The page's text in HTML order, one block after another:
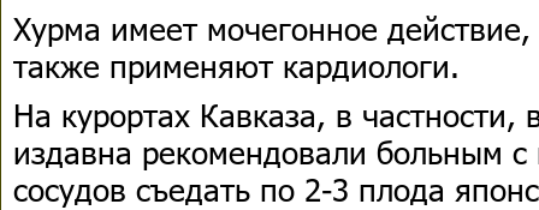
Хурма имеет мочегонное
также применяют кардиологи.
На курортах Кавказа, в частности,
издавна рекомендовали больным с
сосудов съедать по 2-3 плода